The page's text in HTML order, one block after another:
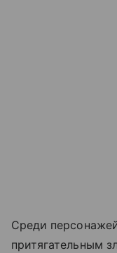
Среди
притягательным